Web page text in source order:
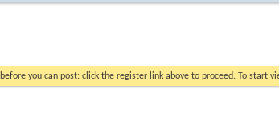
before you can post: click the register link above to proceed. To